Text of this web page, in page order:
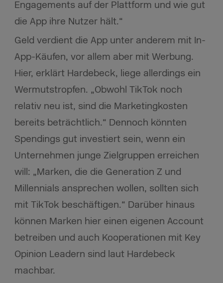
Engagements auf der Plattform und wie gut
die App ihre Nutzer hält.“
Geld verdient die App unter anderem mit In-
App-Käufen, vor allem aber mit Werbung.
Hier, erklärt Hardebeck, liege allerdings ein
Wermutstropfen. „Obwohl TikTok noch
relativ neu ist, sind die Marketingkosten
bereits beträchtlich.“ Dennoch könnten
Spendings gut investiert sein, wenn ein
Unternehmen junge Zielgruppen erreichen
will: „Marken, die die Generation Z und
Millennials ansprechen wollen, sollten sich
mit TikTok beschäftigen.“ Darüber hinaus
können Marken hier einen eigenen Account
betreiben und auch Kooperationen mit Key
Opinion Leadern sind laut Hardebeck
machbar.